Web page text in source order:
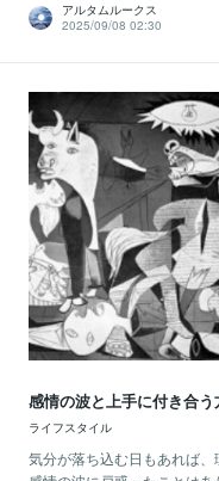
アルタムルークス
2025/09/08 02:30
感情の波と上手に付き合
ライフスタイル
気分が落ち込む日もあれば